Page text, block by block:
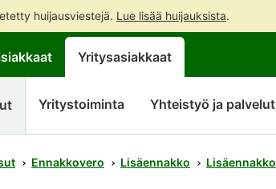
huijausviestejä. Lue lisää huijauksista.
Yritysasiakkaat
Yritystoiminta Yhteistyö ja palvelut
Ennakkovero Lisäennakko